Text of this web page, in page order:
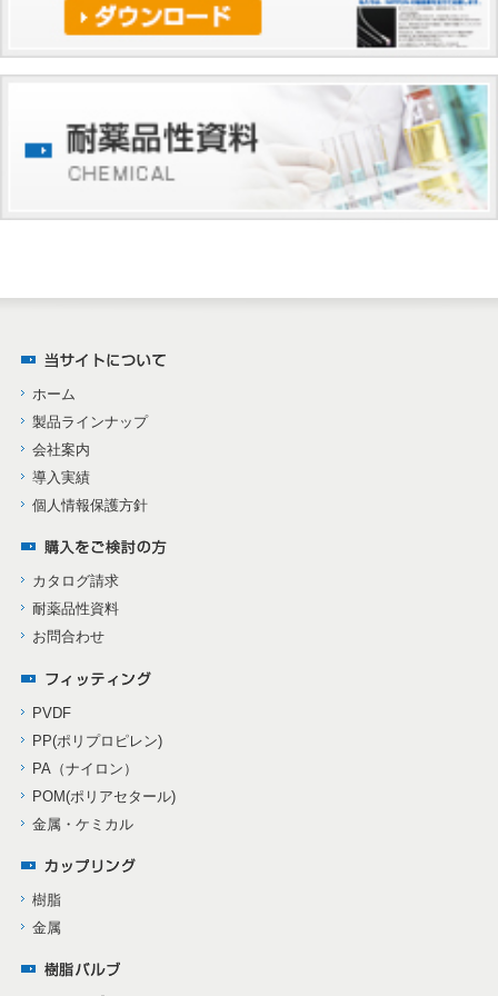
ホーム
製品ラインナップ
会社案内
導入実績
個人情報保護方針
カタログ請求
耐薬品性資料
お問合わせ
PVDF
PP(ポリプロピレン)
PA（ナイロン）
POM(ポリアセタール)
金属・ケミカル
樹脂
金属